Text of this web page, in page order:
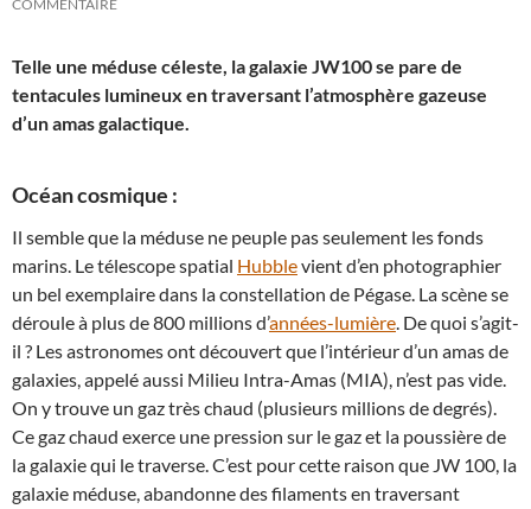
COMMENTAIRE
Telle une méduse céleste, la galaxie JW100 se pare de
tentacules lumineux en traversant l’atmosphère gazeuse
d’un amas galactique.
Océan cosmique :
Il semble que la méduse ne peuple pas seulement les fonds
marins. Le télescope spatial Hubblevient d’en photographier
un bel exemplaire dans la constellation de Pégase. La scène se
déroule à plus de 800 millions d’années-lumière. De quoi s’agit-
il ? Les astronomes ont découvert que l’intérieur d’un amas de
galaxies, appelé aussi Milieu Intra-Amas (MIA), n’est pas vide.
On y trouve un gaz très chaud (plusieurs millions de degrés).
Ce gaz chaud exerce une pression sur le gaz et la poussière de
la galaxie qui le traverse. C’est pour cette raison que JW 100, la
galaxie méduse, abandonne des filaments en traversant